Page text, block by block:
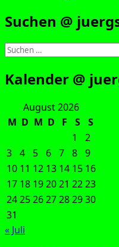
Suchen @
Suchen
nach:
Kalender @
August 2026
M D M D F S
S
1
2
3 4 5 6 7 8 9
10 11 12 13 14 15 16
17 18 192021 2223
24252627282930
31
« Juli